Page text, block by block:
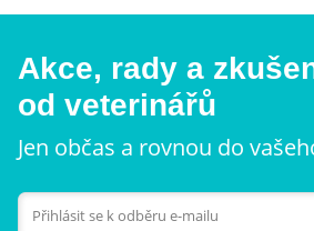
vejce (26%), žlutý hrách (25%),
bílkovina z lososa (10%),
kuřecího masa (8%), kuřecí tuk
jablečná dřeň, lososový olej (2%),
minerály, pivovarské kvasnice,
Akce, rady a
od veterinářů
Jen občas a rovnou do